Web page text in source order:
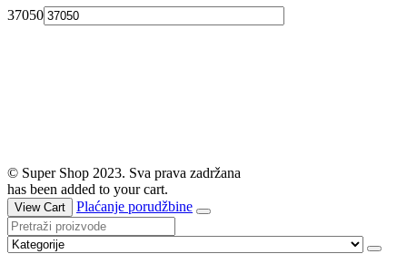
37050
© Super Shop 2023. Sva prava zadržana
has been added to your cart.
View Cart Plaćanje porudžbine